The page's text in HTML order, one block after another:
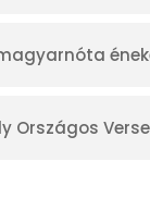
Országos